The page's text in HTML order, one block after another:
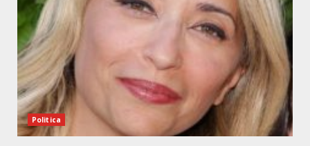
Politica